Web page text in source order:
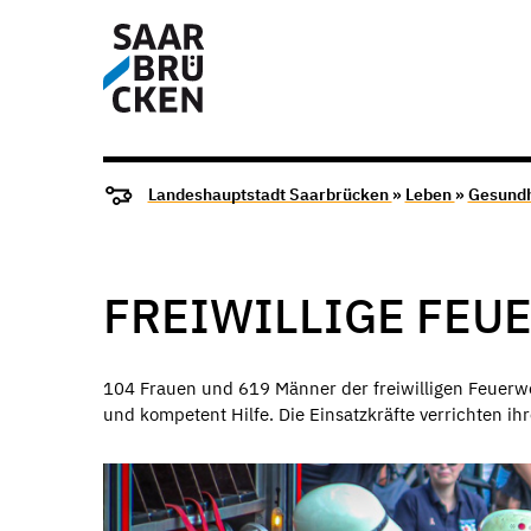
Landeshauptstadt Saarbrücken » Leben »
FREIWILLIGE
104 Frauen und 619 Männer der freiwilligen
und kompetent Hilfe. Die Einsatzkräfte verrichten